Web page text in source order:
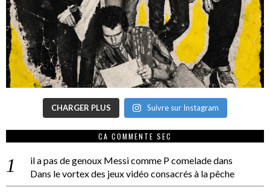
CHARGER PLUS Suivre sur Instagram
CA COMMENTE SEC
il a pas de genoux Messi comme P comeladedans
Dans le vortex des jeux vidéo consacrés à la pêche